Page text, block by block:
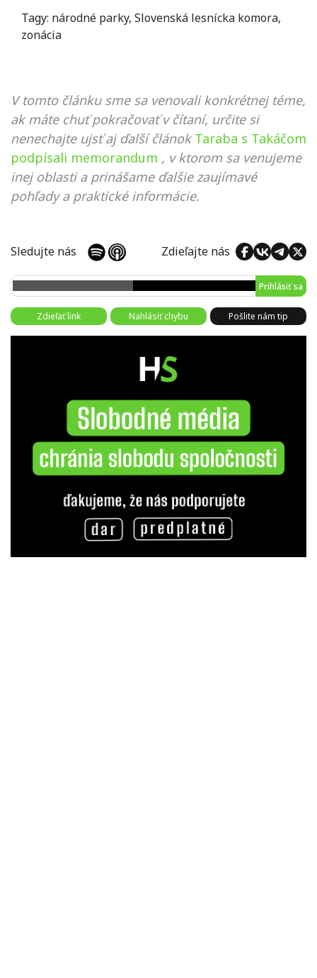
Tagy: národné parky, Slovenská lesnícka komora,
zonácia
V tomto článku sme sa venovali konkrétnej téme,
ak máte chuť pokračovať v čítaní, určite si
nenechajte ujsť aj ďalší článok Taraba s Takáčom
podpísali memorandum , v ktorom sa venujeme
inej oblasti a prinášame ďalšie zaujímavé
pohľady a praktické informácie.
Sledujte nás Zdieľajte nás
Prihlásiť sa
Zdieľať link Nahlásiť chybu Pošlite nám tip